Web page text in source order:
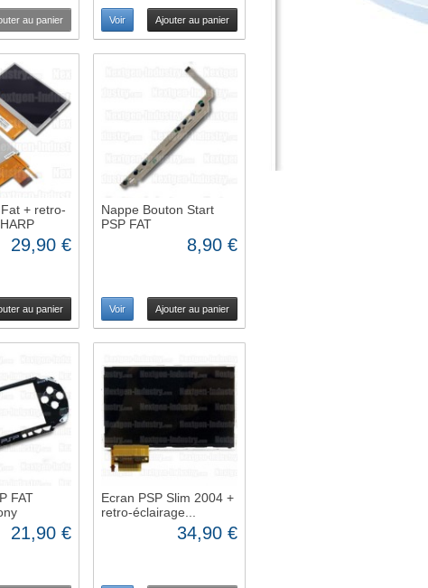
au panier Voir Ajouter au panier
+ retro-
29,90 €
au panier
Nappe Bouton Start
PSP FAT
8,90 €
Voir Ajouter au panier
FAT
21,90 €
Ecran PSP Slim 2004 +
retro-éclairage...
34,90 €